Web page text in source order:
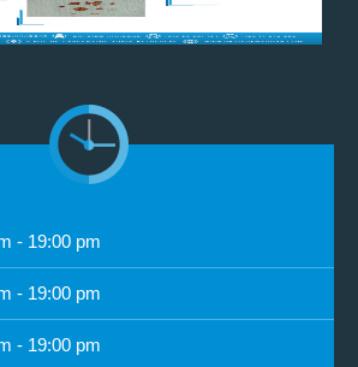
- 19:00 pm
- 19:00 pm
- 19:00 pm